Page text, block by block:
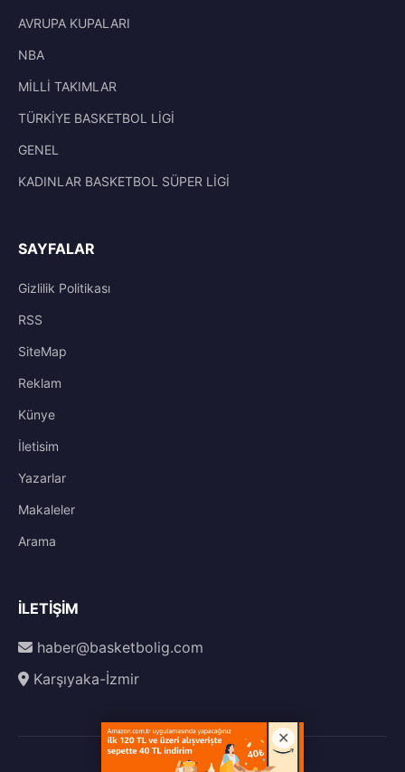
AVRUPA KUPALARI
NBA
MİLLİ TAKIMLAR
TÜRKİYE BASKETBOL LİGİ
GENEL
KADINLAR BASKETBOL SÜPER LİGİ
SAYFALAR
Gizlilik Politikası
RSS
SiteMap
Reklam
Künye
İletisim
Yazarlar
Makaleler
Arama
İLETIŞIM
haber@basketbolig.com
Karşıyaka-İzmir